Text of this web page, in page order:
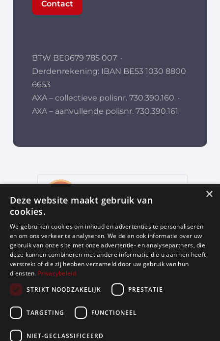
Contact
BTW BE0679 785 007 ·
Derdenrekening: IBAN BE53 1030 8800
6653
AXA – collectieve polisnr. 730.390.160 ·
AXA – aanvullende polisnr. 730.390.161
652 reviews 9
Google Reviews
588 reviews
×
Deze website maakt gebruik van
cookies.
We gebruiken cookies om inhoud en advertenties te personaliseren
en om ons verkeer te analyseren. We delen ook informatie over uw
gebruik van onze site met onze advertentie- en analysepartners, die
deze kunnen combineren met andere informatie die u aan hen heeft
verstrekt of die zij hebben verzameld door uw gebruik van hun
diensten. Privacybeleid
STRIKT NOODZAKELIJK
PRESTATIE
TARGETING FUNCTIONEEL
NIET-GECLASSIFICEERD